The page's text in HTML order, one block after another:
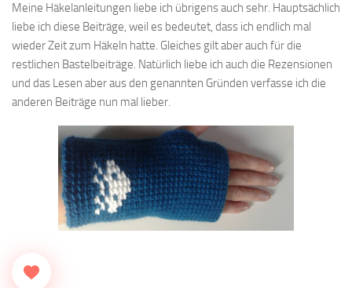
Meine Häkelanleitungen liebe ich übrigens auch sehr. Hauptsächlich
liebe ich diese Beiträge, weil es bedeutet, dass ich endlich mal
wieder Zeit zum Häkeln hatte. Gleiches gilt aber auch für die
restlichen Bastelbeiträge. Natürlich liebe ich auch die Rezensionen
und das Lesen aber aus den genannten Gründen verfasse ich die
anderen Beiträge nun mal lieber.